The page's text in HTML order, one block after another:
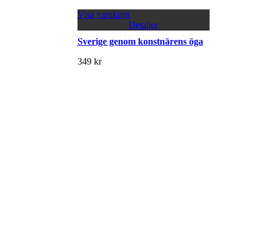
Visa varukorg
Detaljer
Sverige genom konstnärens öga
349 kr